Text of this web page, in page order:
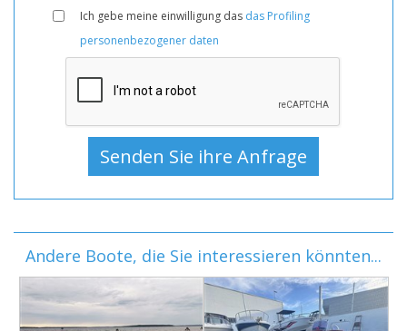
Ich gebe meine einwilligung das das Profiling
personenbezogener daten
Andere Boote, die Sie interessieren könnten...